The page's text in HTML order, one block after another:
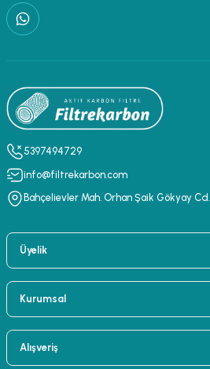
5397494729
info@filtrekarbon.com
Bahçelievler Mah. Orhan Şaik Gökyay
Üyelik
Kurumsal
Alışveriş